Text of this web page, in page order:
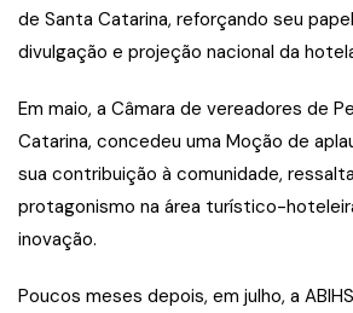
de Santa Catarina, reforçando seu
divulgação e projeção nacional da
Em maio, a Câmara de vereadores de
Catarina, concedeu uma Moção de
sua contribuição à comunidade,
protagonismo na área turístico-
inovação.
Poucos meses depois, em julho, a